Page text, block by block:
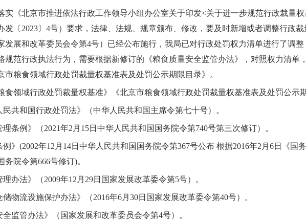
实《北京市推进依法行政工作领导小组办公室关于印发<关于进一步规范行政裁量
发〔2023〕4号）要求，法律、法规、规章颁布、修改，要及时新增或者调整行政
发展和改革委员会令第4号）已经公布施行，我局已对行政处罚权力清单进行了调
规范行政执法行为，需要根据新修订的《粮食质量安全监管办法》，对照权力清单
市粮食领域行政处罚裁量权基准表及处罚公示期限目录》。
食领域行政处罚裁量权基准》《北京市粮食领域行政处罚裁量权基准表及处罚公示
民共和国行政处罚法》（中华人民共和国主席令第七十号）。
条例》（2021年2月15日中华人民共和国国务院令第740号第三次修订）。
》(2002年12月14日中华人民共和国国务院令第367号公布 根据2016年2月6日《国
务院令第666号修订)。
办法》（2009年12月29日国家发展改革委令第5号）。
物流设施保护办法》（2016年6月30日国家发展改革委令第40号）。
监管办法》（国家发展和改革委员会令第4号）。